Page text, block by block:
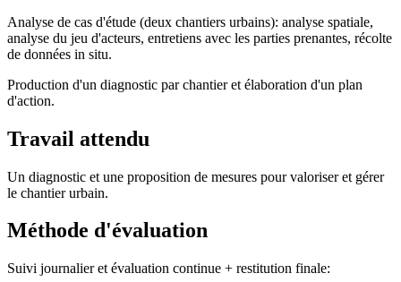
Analyse de cas d'étude (deux chantiers urbains): analyse spatiale,
analyse du jeu d'acteurs, entretiens avec les parties prenantes, récolte
de données in situ.
Production d'un diagnostic par chantier et élaboration d'un plan
d'action.
Travail attendu
Un diagnostic et une proposition de mesures pour valoriser et gérer
le chantier urbain.
Méthode d'évaluation
Suivi journalier et évaluation continue + restitution finale: